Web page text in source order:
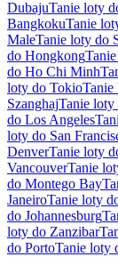
DubajuTanie loty
BangkokuTanie
MaleTanie loty do
do Hongkong
do Ho Chi Minh
loty do Tokio
SzanghajTanie loty
do Los Angeles
loty do San
DenverTanie loty
VancouverTanie
do Montego Bay
JaneiroTanie loty
do Johannesburg
loty do Zanzibar
do PortoTanie loty